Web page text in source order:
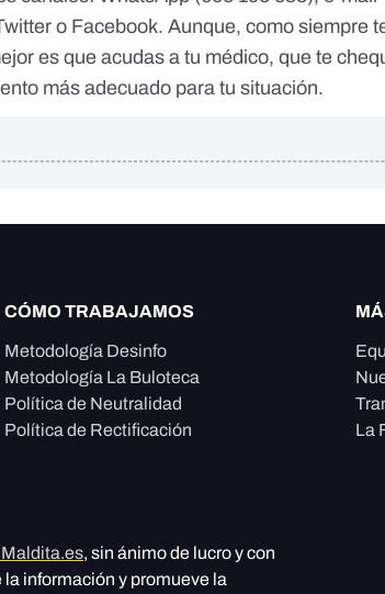
o Facebook. Aunque, como siempre
es que acudas a tu médico, que te
más adecuado para tu situación.
CÓMO TRABAJAMOS
Metodología Desinfo
Metodología La Buloteca
Política de Neutralidad
Política de Rectificación
La
, sin ánimo de lucro y con
información y promueve la